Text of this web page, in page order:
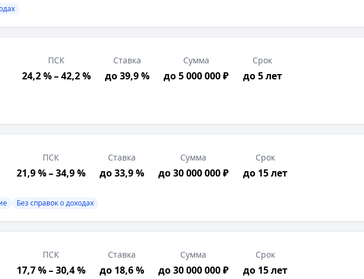
в РФ, Позитивная кредитная история, Возраст от 20 лет
договор, Подтверждение дохода, Свидетельство о государственной
Без справок о доходах
ПСК
24,2 % – 42,2 %
Ставка
до 39,9 %
Сумма
до 5 000 000 ₽
Срок
до 5 лет
ПСК
21,9 % – 34,9 %
Ставка
до 33,9 %
Сумма
до 30 000 000 ₽
Срок
до 15 лет
Без справок о доходах
ПСК
17,7 % – 30,4 %
Ставка
до 18,6 %
Сумма
до 30 000 000 ₽
Срок
до 15 лет